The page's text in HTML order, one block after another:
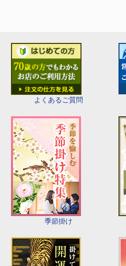
よくあるご質問
季節掛け